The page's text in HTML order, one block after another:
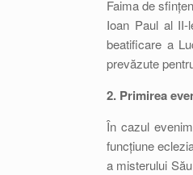
Faima de
Ioan Paul al II-
beatificare a
prevăzute
2. Primirea
În cazul
funcțiune
a misterului